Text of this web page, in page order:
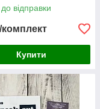
відправки
Купити